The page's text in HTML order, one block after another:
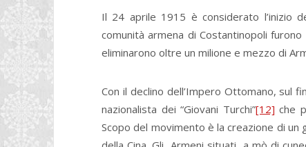
Il 24 aprile 1915 è considerato l’inizio
comunità armena di Costantinopoli
eliminarono oltre un milione e mezzo di
Con il declino dell’Impero Ottomano, sul
nazionalista dei “Giovani Turchi”[12] che
Scopo del movimento è la creazione di